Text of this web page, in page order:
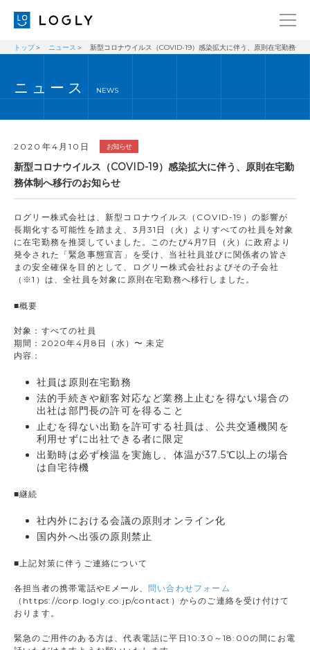
経営理念
ブログ
事業内容
採用情報
IR
トップ ニュース 新型コロナウイルス（COVID-19）感染拡大に伴う、原則在宅勤務体
ニュース NEWS
2020年4月10日 お知らせ
新型コロナウイルス（COVID-19）感染拡大に伴う、原則在宅勤
務体制へ移行のお知らせ
ログリー株式会社は、新型コロナウイルス（COVID-19）の影響が
長期化する可能性を踏まえ、3月31日（火）よりすべての社員を対象
に在宅勤務を推奨していました。このたび4月7日（火）に政府より
発令された「緊急事態宣言」を受け、当社社員並びに関係者の皆さ
まの安全確保を目的として、ログリー株式会社およびその子会社
（※1）は、全社員を対象に原則在宅勤務へ移行しました。
■概要
対象：すべての社員
期間：2020年4月8日（水）〜 未定
内容：
社員は原則在宅勤務
法的手続きや顧客対応など業務上止むを得ない場合の
出社は部門長の許可を得ること
止むを得ない出勤を許可する社員は、公共交通機関を
利用せずに出社できる者に限定
出勤時は必ず検温を実施し、体温が37.5℃以上の場合
は自宅待機
■継続
社内外における会議の原則オンライン化
国内外へ出張の原則禁止
■上記対策に伴うご連絡について
各担当者の携帯電話やEメール、 問い合わせフォーム
（https://corp.logly.co.jp/contact）からのご連絡を受け付けて
おります。
緊急のご用件のある方は、代表電話に平日10:30～18:00の間にお電